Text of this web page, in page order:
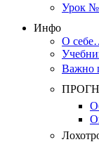
Урок
Инфо
О
Важно